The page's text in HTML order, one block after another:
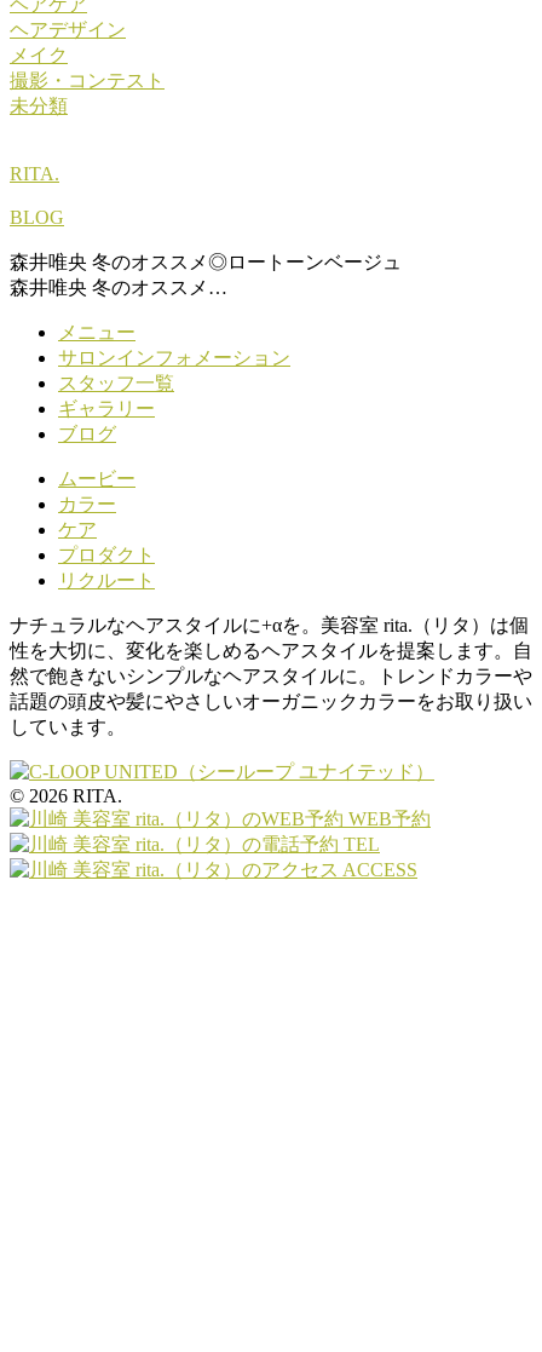
ヘアケア
ヘアデザイン
メイク
撮影・コンテスト
未分類
RITA.
BLOG
森井唯央 冬のオススメ◎ロートーンベージュ
森井唯央 冬のオススメ…
メニュー
サロンインフォメーション
スタッフ一覧
ギャラリー
ブログ
ムービー
カラー
ケア
プロダクト
リクルート
ナチュラルなヘアスタイルに+αを。美容室 rita.（リタ）は個
性を大切に、変化を楽しめるヘアスタイルを提案します。自
然で飽きないシンプルなヘアスタイルに。トレンドカラーや
話題の頭皮や髪にやさしいオーガニックカラーをお取り扱い
しています。
© 2026 RITA.
WEB予約
TEL
ACCESS